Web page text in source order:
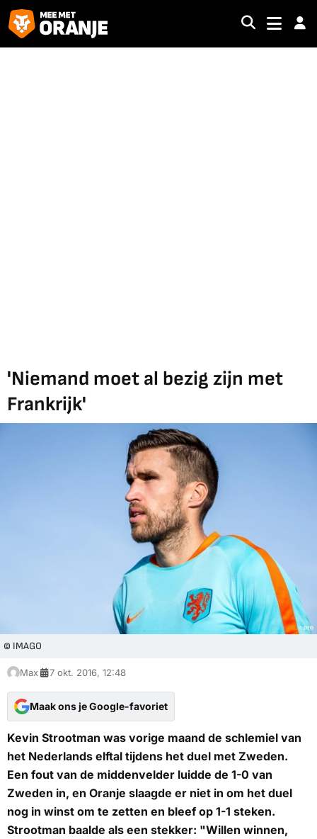
'Niemand moet al bezig zijn met
Frankrijk'
© IMAGO
Max 7 okt. 2016, 12:48
Maak ons je Google-favoriet
Kevin Strootman was vorige maand de schlemiel van
het Nederlands elftal tijdens het duel met Zweden.
Een fout van de middenvelder luidde de 1-0 van
Zweden in, en Oranje slaagde er niet in om het duel
nog in winst om te zetten en bleef op 1-1 steken.
Strootman baalde als een stekker: "Willen winnen,